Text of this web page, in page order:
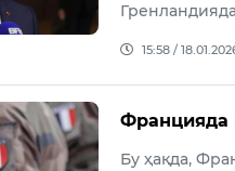
15:58 /
Францияда
Бу ҳақда,